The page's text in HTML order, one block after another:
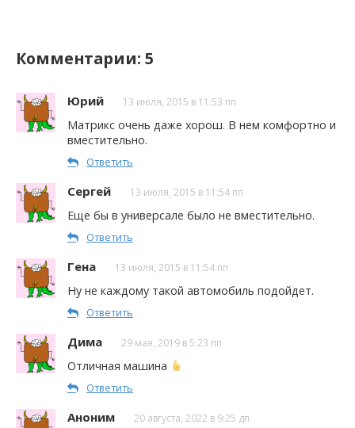
Комментарии: 5
Юрий 13 июля, 2015 в 11:53 пп
Матрикс очень даже хорош. В нем комфортно и
вместительно.
Ответить
Сергей 13 июля, 2015 в 11:54 пп
Еще бы в универсале было не вместительно.
Ответить
Гена 13 июля, 2015 в 11:54 пп
Ну не каждому такой автомобиль подойдет.
Ответить
Дима 29 мая, 2019 в 5:23 пп
Отличная машина
Ответить
Аноним 20 августа, 2022 в 9:25 дп